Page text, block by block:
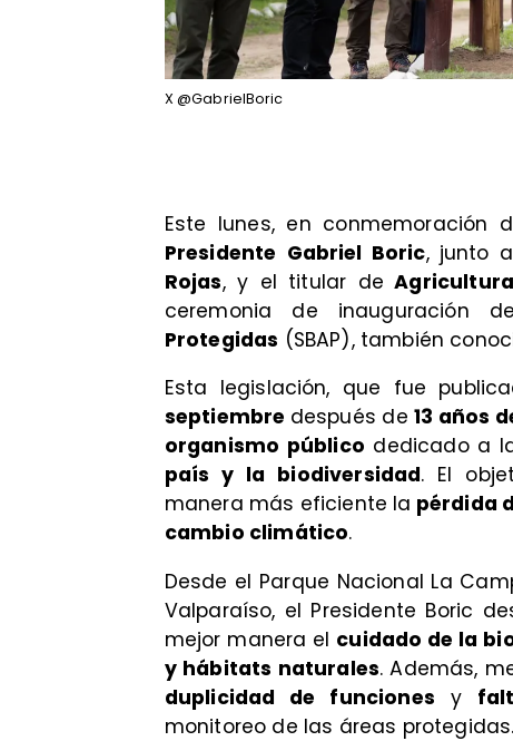
X @GabrielBoric
Este lunes, en conmemoración
Presidente Gabriel Boric, junto
Rojas, y el titular de
ceremonia de inauguración
Protegidas (SBAP), también
Esta legislación, que fue
septiembre después de13 años
organismo público dedicado a
país y la biodiversidad. El
manera más eficiente la pérdida
cambio climático.
Desde el Parque Nacional La
Valparaíso, el Presidente Boric
mejor manera el cuidado de la
y hábitats naturales. Además,
duplicidad de funciones y
monitoreo de las áreas protegidas.